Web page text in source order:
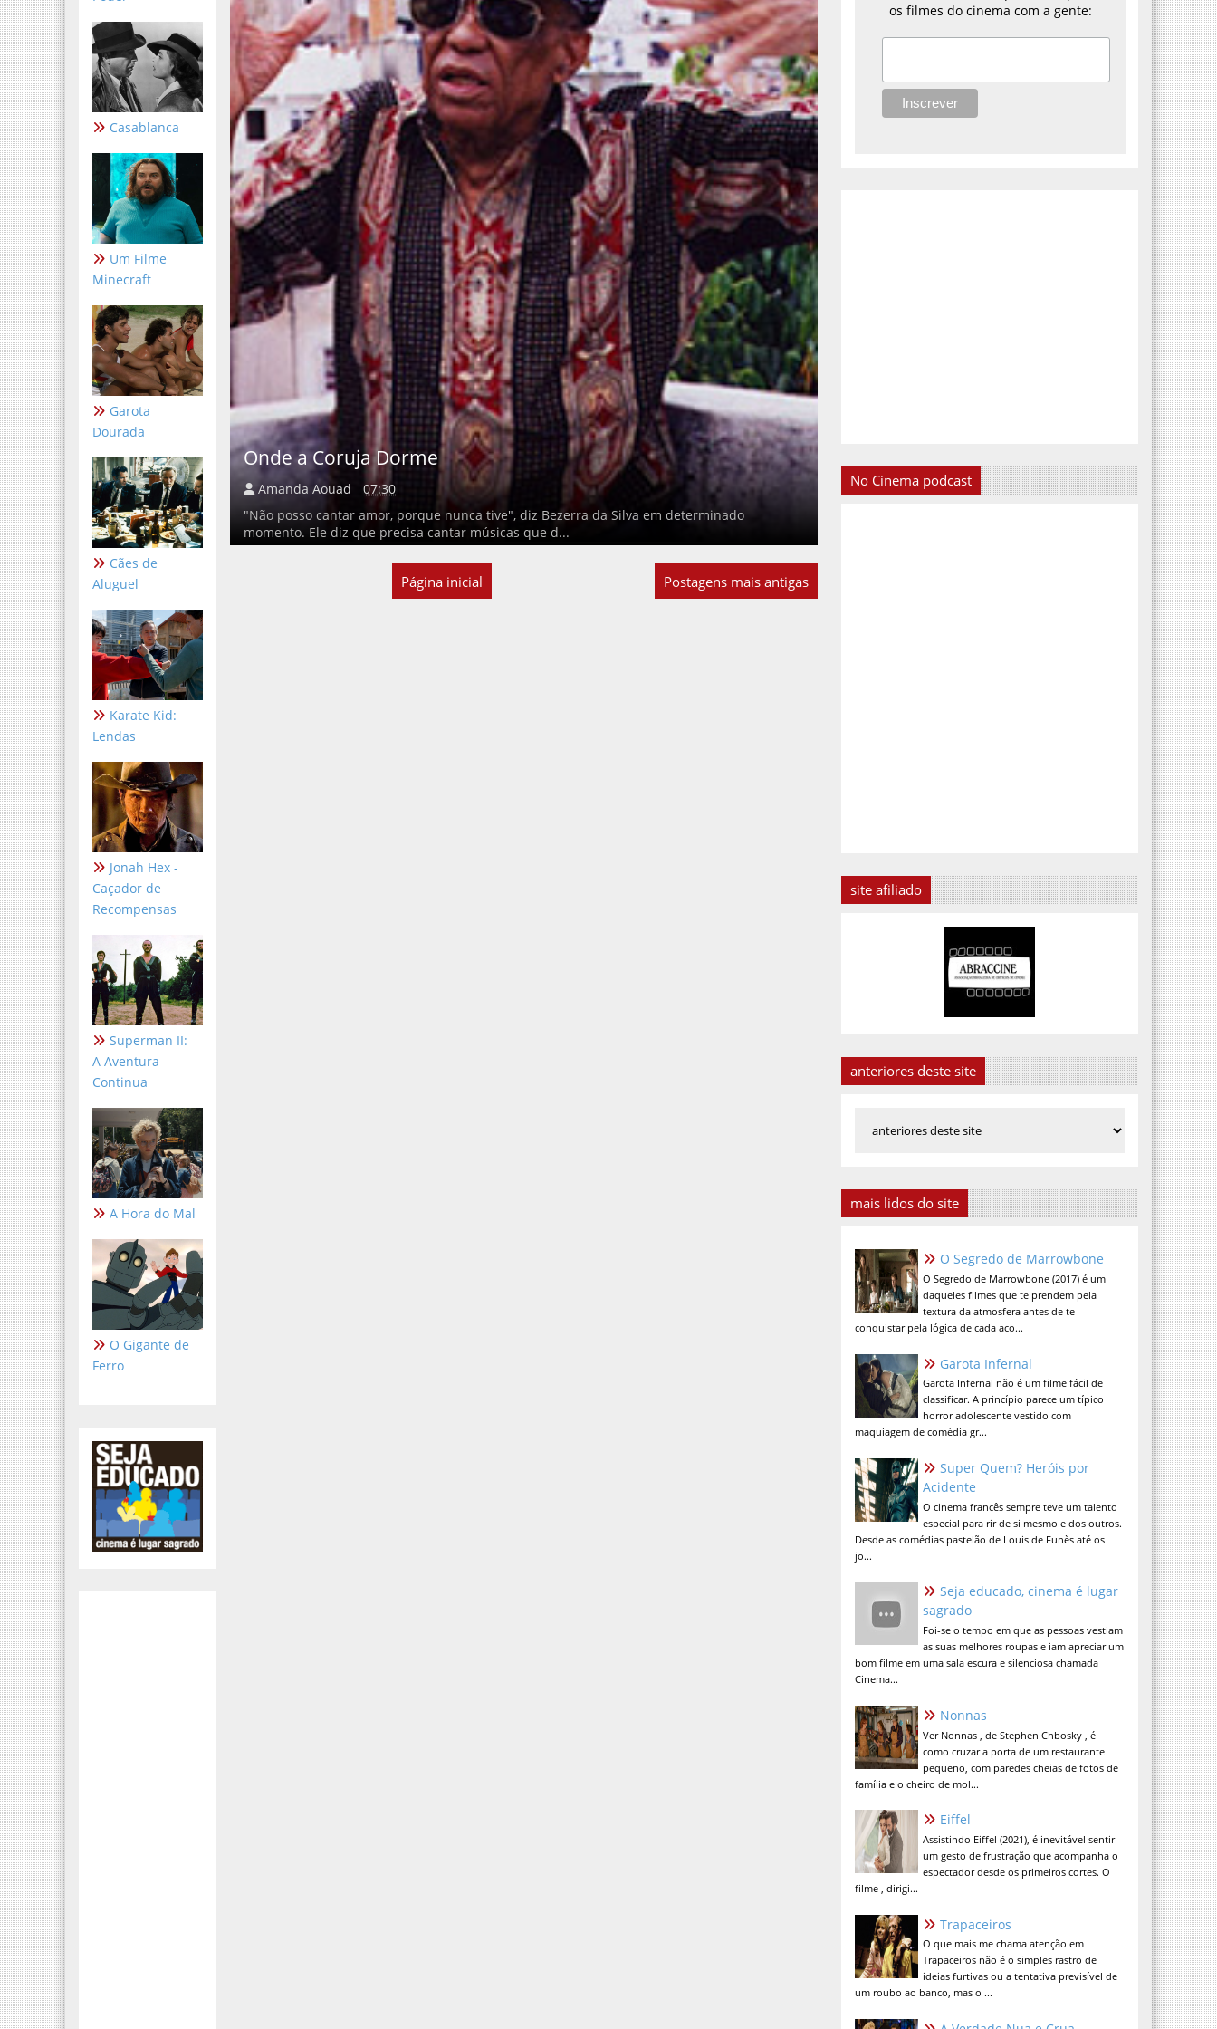
Casablanca
Um Filme
Minecraft
Garota
Dourada
Cães de
Aluguel
Karate Kid:
Lendas
Jonah Hex -
Caçador de
Recompensas
Superman II:
A Aventura
Continua
A Hora do Mal
O Gigante de
Ferro
Onde a Coruja Dorme
Amanda Aouad
07:30
"Não posso cantar amor, porque nunca tive", diz Bezerra da Silva em determinado
momento. Ele diz que precisa cantar músicas que d...
Postagens mais antigas
Página inicial
os filmes do cinema com a gente:
No Cinema podcast
site afiliado
anteriores deste site
mais lidos do site
O Segredo de Marrowbone
O Segredo de Marrowbone (2017) é um
daqueles filmes que te prendem pela
textura da atmosfera antes de te
conquistar pela lógica de cada aco...
Garota Infernal
Garota Infernal não é um filme fácil de
classificar. A princípio parece um típico
horror adolescente vestido com
maquiagem de comédia gr...
Super Quem? Heróis por
Acidente
O cinema francês sempre teve um talento
especial para rir de si mesmo e dos outros.
Desde as comédias pastelão de Louis de Funès até os
jo...
Seja educado, cinema é lugar
sagrado
Foi-se o tempo em que as pessoas vestiam
as suas melhores roupas e iam apreciar um
bom filme em uma sala escura e silenciosa chamada
Cinema...
Nonnas
Ver Nonnas , de Stephen Chbosky , é
como cruzar a porta de um restaurante
pequeno, com paredes cheias de fotos de
família e o cheiro de mol...
Eiffel
Assistindo Eiffel (2021), é inevitável sentir
um gesto de frustração que acompanha o
espectador desde os primeiros cortes. O
filme , dirigi...
Trapaceiros
O que mais me chama atenção em
Trapaceiros não é o simples rastro de
ideias furtivas ou a tentativa previsível de
um roubo ao banco, mas o ...